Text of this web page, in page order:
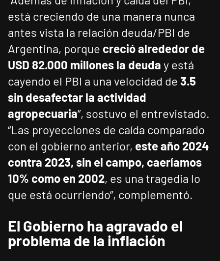
está creciendo de una manera nunca
antes vista la relación deuda/PBI de
Argentina, porque creció alrededor de
USD 82.000 millones la deuda y está
cayendo el PBI a una velocidad de 3.5
sin desafectar la actividad
agropecuaria”, sostuvo el entrevistado.
“Las proyecciones de caída comparado
con el gobierno anterior, este año 2024
contra 2023, sin el campo, caeríamos
10% como en 2002, es una tragedia lo
que está ocurriendo”, complementó.
El Gobierno ha agravado el
problema de la inflación